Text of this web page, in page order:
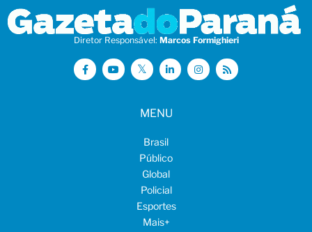
Diretor Responsável: Marcos Formighieri
MENU
Brasil
Público
Global
Policial
Esportes
Mais+